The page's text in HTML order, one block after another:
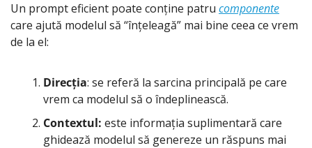
Un prompt eficient poate conține patru componente
care ajută modelul să “înțeleagă” mai bine ceea ce vrem
de la el:
Direcția: se referă la sarcina principală pe care
vrem ca modelul să o îndeplinească.
Contextul: este informația suplimentară care
ghidează modelul să genereze un răspuns mai